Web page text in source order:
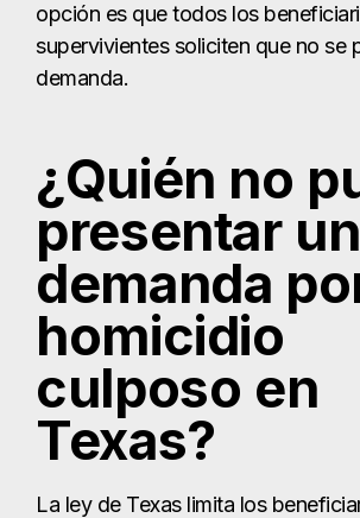
opción es que todos los
supervivientes soliciten que no se
demanda.
¿Quién no
presentar
demanda
homicidio
culposo en
Texas?
La ley de Texas limita los